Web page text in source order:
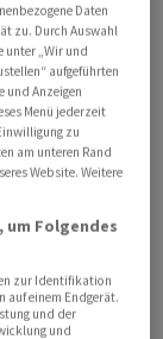
unserer
sorgte das für
Daten
zu. Durch Auswahl
unter „Wir und
aufgeführten
und Anzeigen
Menü jederzeit
zu
am unteren Rand
Website. Weitere
Folgendes
zur Identifikation
auf einem Endgerät.
und der
und